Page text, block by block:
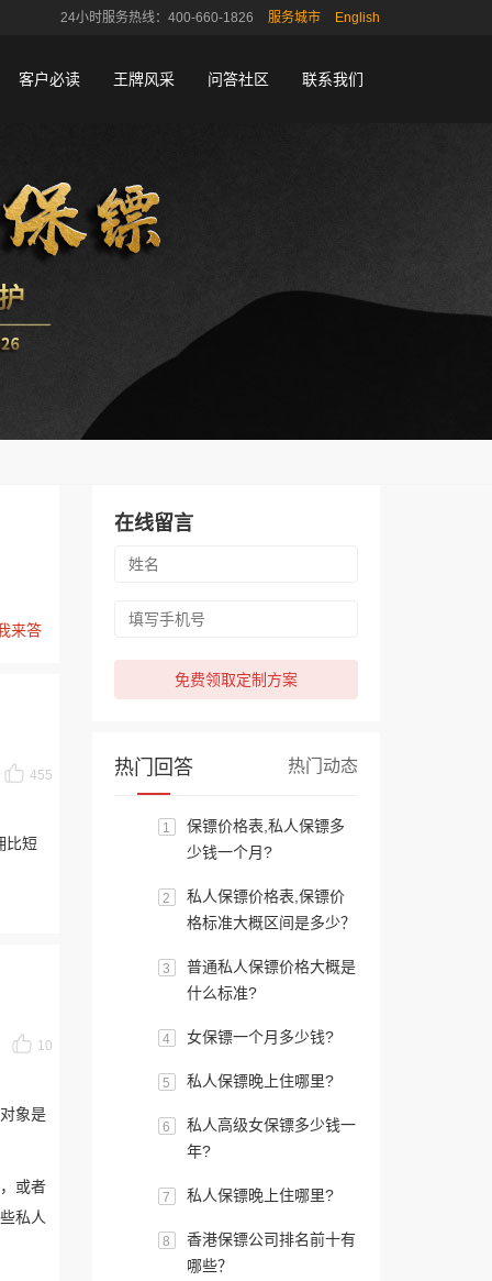
24小时服务热线：400-660-1826 服务城市 English
客户必读 王牌风采 问答社区 联系我们
来答
455
比短
10
象是
或者
私人
在线留言
免费领取定制方案
热门回答 热门动态
1
保镖价格表,私人保镖多
少钱一个月?
2
私人保镖价格表,保镖价
格标准大概区间是多少？
3
普通私人保镖价格大概是
什么标准?
4 女保镖一个月多少钱?
5 私人保镖晚上住哪里?
6
私人高级女保镖多少钱一
年?
7 私人保镖晚上住哪里?
8
香港保镖公司排名前十有
哪些？